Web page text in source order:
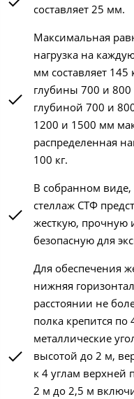
составляет 25 мм.
Максимальная
нагрузка на
мм составляет
глубины 700 и
глубиной 700 и
1200 и 1500 мм
распределенная
100 кг.
В собранном
стеллаж СТФ
жесткую, прочную
безопасную для
Для обеспечения
нижняя
расстоянии не
полка крепится по
металлические
высотой до 2 м,
к 4 углам верхней
2 м до 2,5 м